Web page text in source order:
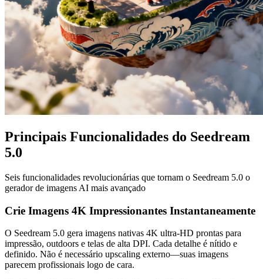
Principais Funcionalidades do Seedream
5.0
Seis funcionalidades revolucionárias que tornam o Seedream 5.0 o
gerador de imagens AI mais avançado
Crie Imagens 4K Impressionantes Instantaneamente
O Seedream 5.0 gera imagens nativas 4K ultra-HD prontas para
impressão, outdoors e telas de alta DPI. Cada detalhe é nítido e
definido. Não é necessário upscaling externo—suas imagens
parecem profissionais logo de cara.